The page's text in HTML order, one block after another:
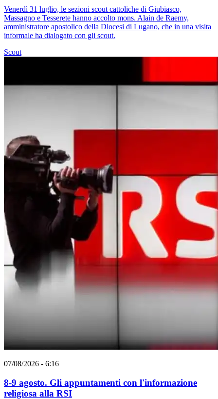
Venerdì 31 luglio, le sezioni scout cattoliche di Giubiasco,
Massagno e Tesserete hanno accolto mons. Alain de Raemy,
amministratore apostolico della Diocesi di Lugano, che in una visita
informale ha dialogato con gli scout.
Scout
07/08/2026 - 6:16
8-9 agosto. Gli appuntamenti con l'informazione
religiosa alla RSI